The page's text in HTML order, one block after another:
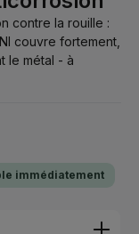
contre la rouille :
couvre fortement,
le métal - à
immédiatement